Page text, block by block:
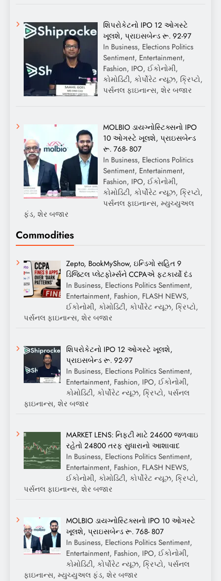
શિપરોકેટનો IPO 12 ઓગસ્ટે
ખૂલશે, પ્રાઇસબેન્ડ રૂ. 92-97
In Business, Elections Politics
Sentiment, Entertainment,
Fashion, IPO, ઈકોનોમી,
કોમોડિટી, કોર્પોરેટ ન્યૂઝ, ક્રિપ્ટો,
પર્સનલ ફાઇનાન્સ, શેર બજાર
MOLBIO ડાયગ્નોસ્ટિક્સનો IPO
10 ઓગસ્ટે ખૂલશે, પ્રાઇસબેન્ડ
રૂ. 768- 807
In Business, Elections Politics
Sentiment, Entertainment,
Fashion, IPO, ઈકોનોમી,
કોમોડિટી, કોર્પોરેટ ન્યૂઝ, ક્રિપ્ટો,
પર્સનલ ફાઇનાન્સ, મ્યુચ્યુઅલ
ફંડ, શેર બજાર
Commodities
Zepto, BookMyShow, ઇન્ડિગો સહિત 9
ડિજિટલ પ્લેટફોર્મ્સને CCPAએ ફટકાર્યો દંડ
In Business, Elections Politics Sentiment,
Entertainment, Fashion, FLASH NEWS,
ઈકોનોમી, કોમોડિટી, કોર્પોરેટ ન્યૂઝ, ક્રિપ્ટો,
પર્સનલ ફાઇનાન્સ, શેર બજાર
શિપરોકેટનો IPO 12 ઓગસ્ટે ખૂલશે,
પ્રાઇસબેન્ડ રૂ. 92-97
In Business, Elections Politics Sentiment,
Entertainment, Fashion, IPO, ઈકોનોમી,
કોમોડિટી, કોર્પોરેટ ન્યૂઝ, ક્રિપ્ટો, પર્સનલ
ફાઇનાન્સ, શેર બજાર
MARKET LENS: નિફ્ટી માટે 24600 જળવાઇ
રહેતો 24800 તરફ સુધારાનો આશાવાદ
In Business, Elections Politics Sentiment,
Entertainment, Fashion, FLASH NEWS,
ઈકોનોમી, કોમોડિટી, કોર્પોરેટ ન્યૂઝ, ક્રિપ્ટો,
પર્સનલ ફાઇનાન્સ, શેર બજાર
MOLBIO ડાયગ્નોસ્ટિક્સનો IPO 10 ઓગસ્ટે
ખૂલશે, પ્રાઇસબેન્ડ રૂ. 768- 807
In Business, Elections Politics Sentiment,
Entertainment, Fashion, IPO, ઈકોનોમી,
કોમોડિટી, કોર્પોરેટ ન્યૂઝ, ક્રિપ્ટો, પર્સનલ
ફાઇનાન્સ, મ્યુચ્યુઅલ ફંડ, શેર બજાર